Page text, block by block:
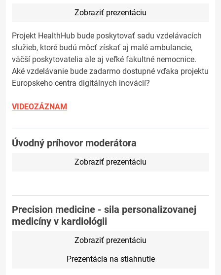
Zobraziť prezentáciu
Projekt HealthHub bude poskytovať sadu vzdelávacích
služieb, ktoré budú môcť získať aj malé ambulancie,
väčší poskytovatelia ale aj veľké fakultné nemocnice.
Aké vzdelávanie bude zadarmo dostupné vďaka projektu
Europskeho centra digitálnych inovácií?
VIDEOZÁZNAM
Úvodný príhovor moderátora
Zobraziť prezentáciu
Precision medicine - sila personalizovanej
medicíny v kardiológii
Zobraziť prezentáciu
Prezentácia na stiahnutie